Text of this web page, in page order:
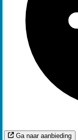
Ga naar aanbieding